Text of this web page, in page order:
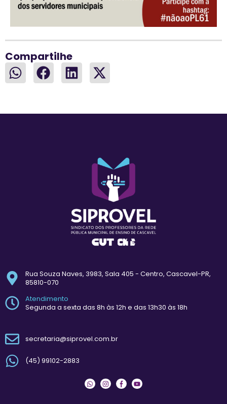
Compartilhe
Rua Souza Naves, 3983, Sala 405 - Centro, Cascavel-PR,
85810-070
Atendimento
Segunda a sexta das 8h às 12h e das 13h30 às 18h
secretaria@siprovel.com.br
(45) 99102-2883